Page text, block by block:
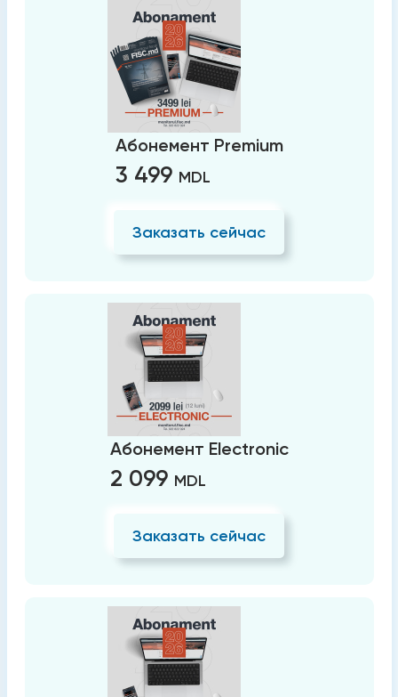
Абонемент Premium
3 499 MDL
Заказать сейчас
Абонемент Electronic
2 099 MDL
Заказать сейчас